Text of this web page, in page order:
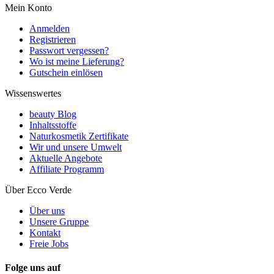
Mein Konto
Anmelden
Registrieren
Passwort vergessen?
Wo ist meine Lieferung?
Gutschein einlösen
Wissenswertes
beauty Blog
Inhaltsstoffe
Naturkosmetik Zertifikate
Wir und unsere Umwelt
Aktuelle Angebote
Affiliate Programm
Über Ecco Verde
Über uns
Unsere Gruppe
Kontakt
Freie Jobs
Folge uns auf